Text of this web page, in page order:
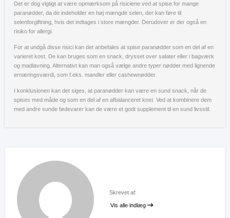
Det er dog vigtigt at være opmærksom på risiciene ved at spise for mange
paranødder, da de indeholder en høj mængde selen, der kan føre til
selenforgiftning, hvis det indtages i store mængder. Derudover er der også en
risiko for allergi.
For at undgå disse risici kan det anbefales at spise paranødder som en del af en
varieret kost. De kan bruges som en snack, drysset over salater eller i bagværk
og madlavning. Alternativt kan man også vælge andre typer nødder med lignende
ernæringsværdi, som f.eks. mandler eller cashewnødder.
I konklusionen kan det siges, at paranødder kan være en sund snack, når de
spises med måde og som en del af en afbalanceret kost. Ved at kombinere dem
med andre sunde fødevarer kan de være et godt supplement til en sund livsstil.
Skrevet af:
Vis alle indlæg